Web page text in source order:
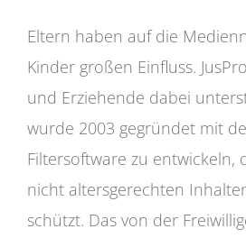
Eltern haben auf die
Kinder großen Einfluss.
und Erziehende dabei
wurde 2003 gegründet mit
Filtersoftware zu entwickeln,
nicht altersgerechten
schützt. Das von der